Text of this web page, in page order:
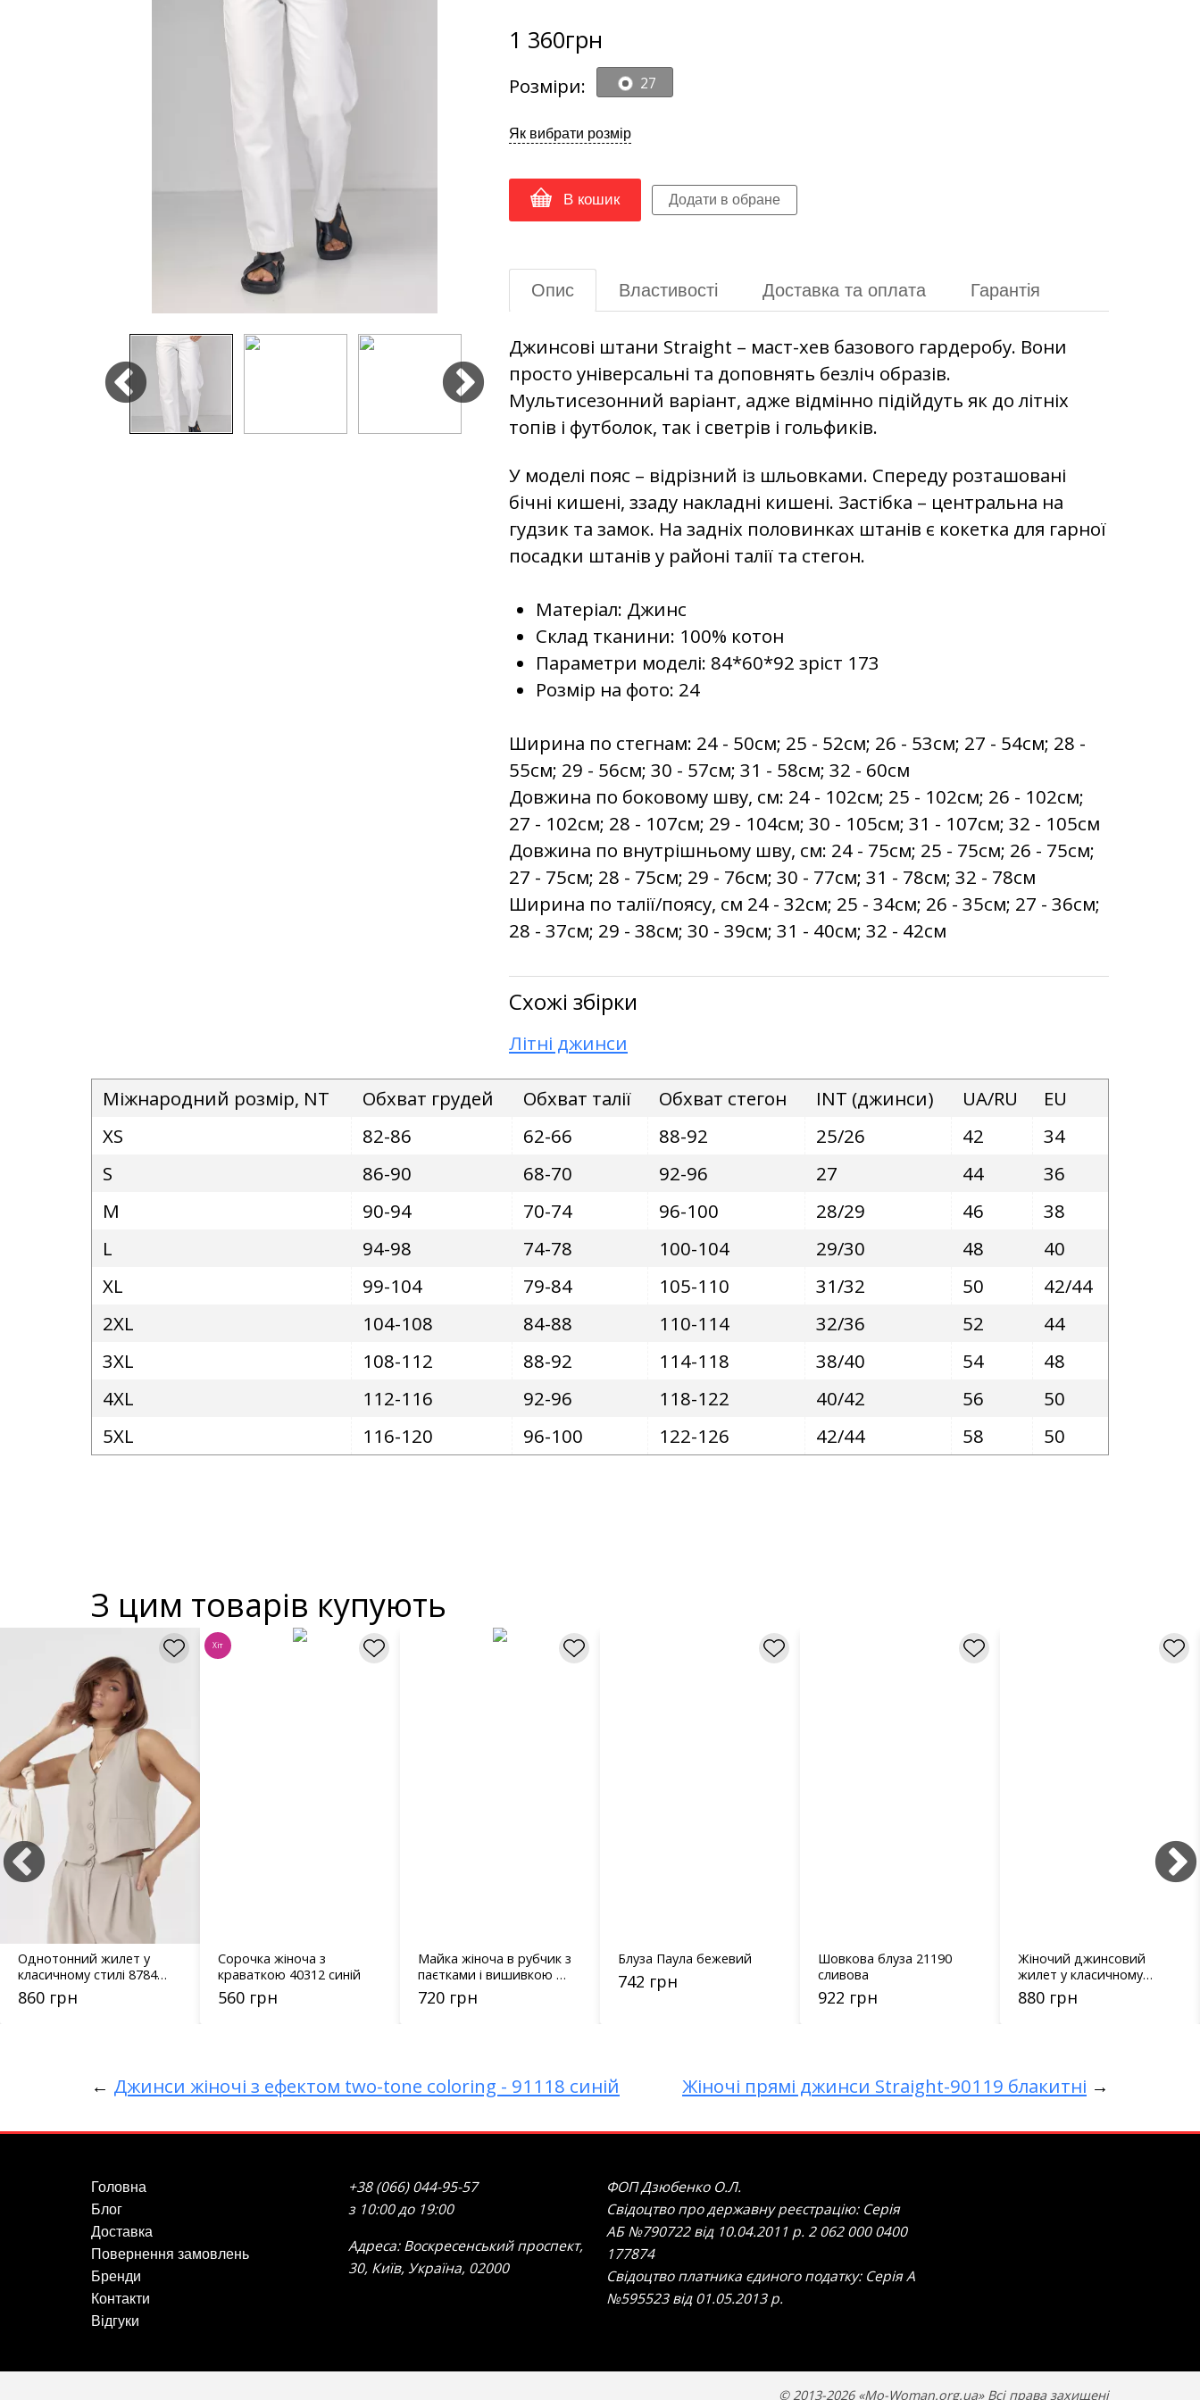
1 360грн
Розміри: 27
Як вибрати розмір
В кошик
Опис Властивості Доставка та оплата Гарантія
Джинсові штани Straight – маст-хев базового гардеробу. Вони
просто універсальні та доповнять безліч образів.
Мультисезонний варіант, адже відмінно підійдуть як до літніх
топів і футболок, так і светрів і гольфиків.
У моделі пояс – відрізний із шльовками. Спереду розташовані
бічні кишені, ззаду накладні кишені. Застібка – центральна на
гудзик та замок. На задніх половинках штанів є кокетка для гарної
посадки штанів у районі талії та стегон.
Матеріал: Джинс
Склад тканини: 100% котон
Параметри моделі: 84*60*92 зріст 173
Розмір на фото: 24
Ширина по стегнам: 24 - 50см; 25 - 52см; 26 - 53см; 27 - 54см; 28 -
55см; 29 - 56см; 30 - 57см; 31 - 58см; 32 - 60см
Довжина по боковому шву, см: 24 - 102см; 25 - 102см; 26 - 102см;
27 - 102см; 28 - 107см; 29 - 104см; 30 - 105см; 31 - 107см; 32 - 105см
Довжина по внутрішньому шву, см: 24 - 75см; 25 - 75см; 26 - 75см;
27 - 75см; 28 - 75см; 29 - 76см; 30 - 77см; 31 - 78см; 32 - 78см
Ширина по талії/поясу, см 24 - 32см; 25 - 34см; 26 - 35см; 27 - 36см;
28 - 37см; 29 - 38см; 30 - 39см; 31 - 40см; 32 - 42см
Схожі збірки
Літні джинси
Міжнародний розмір, NT Обхват грудей Обхват талії Обхват стегон INT (джинси) UA/RU
EU
XS
82-86 62-66 88-92 25/26 42
34
S
86-90 68-70 92-96 27 44
36
M
90-94 70-74 96-100 28/29 46
38
L
94-98 74-78 100-104 29/30 48
40
XL
99-104 79-84 105-110 31/32 50
42/44
2XL
104-108 84-88 110-114 32/36 52
44
3XL
108-112 88-92 114-118 38/40 54
48
4XL
112-116 92-96 118-122 40/42 56
50
5XL
116-120 96-100 122-126 42/44 58 50
З цим товарів купують
Однотонний жилет у
класичному стилі 8784
світло-коричневий
860 грн
Хіт
Сорочка жіноча з
краваткою 40312 синій
560 грн
Майка жіноча в рубчик з
паєтками і вишивкою CK
- 241004 бежева
720 грн
Блуза Паула бежевий
742 грн
Шовкова блуза 21190
сливова
922 грн
Жіночий джинсовий
жилет у класичному
стилі - 9049 блакитний
880 грн
← Джинси жіночі з ефектом two-tone coloring - 91118 синій Жіночі прямі джинси Straight-90119 блакитні →
Головна
Блог
Доставка
Повернення замовлень
Бренди
Контакти
Відгуки
+38 (066) 044-95-57
з 10:00 до 19:00
Адреса: Воскресенський проспект,
30, Київ, Україна, 02000
ФОП Дзюбенко О.Л.
Свідоцтво про державну реєстрацію: Серія
АБ №790722 від 10.04.2011 р. 2 062 000 0400
177874
Свідоцтво платника єдиного податку: Серія А
№595523 від 01.05.2013 р.
© 2013-2026 «Mo-Woman.org.ua» Всі права захищені